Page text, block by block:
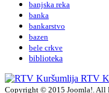
banjska reka
banka
bankarstvo
bazen
bele crkve
biblioteka
RTV
Copyright © 2015 Joomla!. All